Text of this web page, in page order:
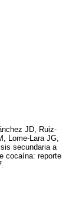
JD, Ruiz-
Lome-Lara JG,
secundaria a
cocaína: reporte